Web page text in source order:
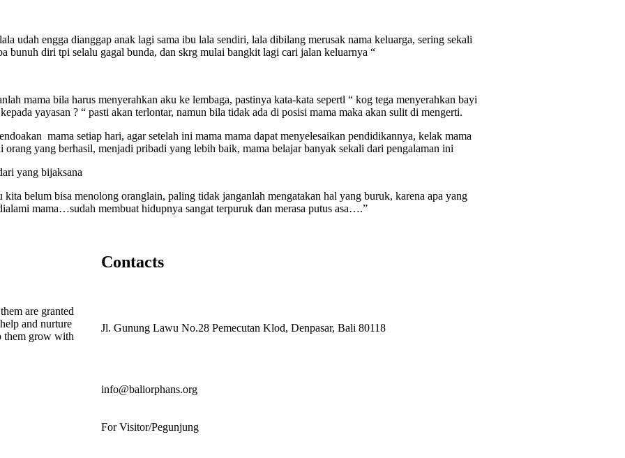
udah engga dianggap anak lagi sama ibu lala sendiri, lala dibilang merusak nama keluarga, sering sekali
bunuh diri tpi selalu gagal bunda, dan skrg mulai bangkit lagi cari jalan keluarnya “
mama bila harus menyerahkan aku ke lembaga, pastinya kata-kata sepertl “ kog tega menyerahkan bayi
yayasan ? “ pasti akan terlontar, namun bila tidak ada di posisi mama maka akan sulit di mengerti.
mama setiap hari, agar setelah ini mama mama dapat menyelesaikan pendidikannya, kelak mama
orang yang berhasil, menjadi pribadi yang lebih baik, mama belajar banyak sekali dari pengalaman ini
yang bijaksana
kita belum bisa menolong oranglain, paling tidak janganlah mengatakan hal yang buruk, karena apa yang
mama…sudah membuat hidupnya sangat terpuruk dan merasa putus asa….”
are granted
and nurture
them grow with
Contacts
Jl. Gunung Lawu No.28 Pemecutan Klod, Denpasar, Bali 80118
info@baliorphans.org
For Visitor/Pegunjung